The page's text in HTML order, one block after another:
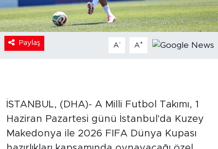
Paylaş A- A+
İSTANBUL, (DHA)- A Milli Futbol Takımı, 1
Haziran Pazartesi günü İstanbul'da Kuzey
Makedonya ile 2026 FIFA Dünya Kupası